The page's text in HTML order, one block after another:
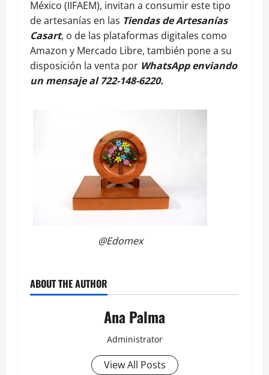
México (IIFAEM), invitan a consumir este tipo
de artesanías en las Tiendas de Artesanías
Casart, o de las plataformas digitales como
Amazon y Mercado Libre, también pone a su
disposición la venta por WhatsApp enviando
un mensaje al 722-148-6220.
@Edomex
ABOUT THE AUTHOR
Ana Palma
Administrator
View All Posts